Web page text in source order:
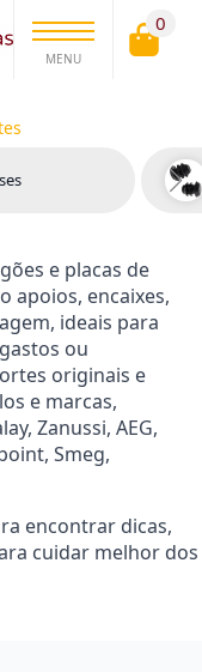
MENU
0
e placas de
apoios, encaixes,
ideais para
ou
originais e
e marcas,
Zanussi, AEG,
Smeg,
encontrar dicas,
cuidar melhor dos